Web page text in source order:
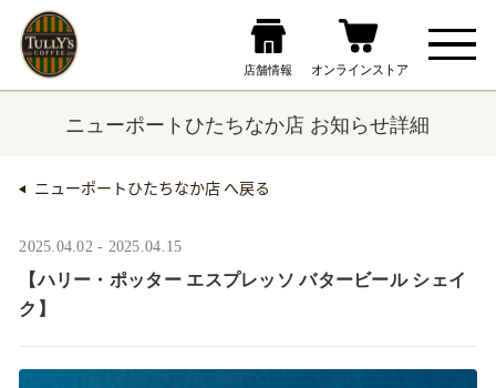
ニューポートひたちなか店 お知らせ詳細
ニューポートひたちなか店 へ戻る
2025.04.02 - 2025.04.15
【ハリー・ポッター エスプレッソ バタービール シェイ
ク】